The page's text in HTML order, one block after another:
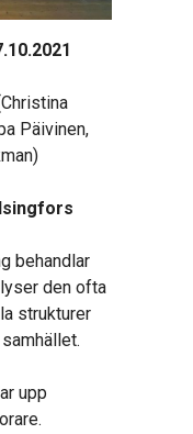
Päivinen,
behandlar
den ofta
strukturer
upp